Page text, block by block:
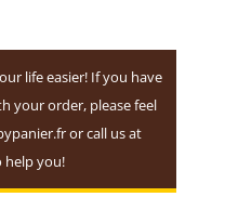
life easier! If you have
your order, please feel
or call us at
help you!